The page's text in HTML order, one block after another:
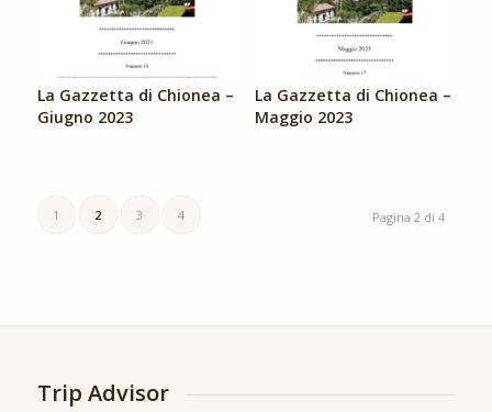
La Gazzetta di Chionea –
Giugno 2023
La Gazzetta di Chionea –
Maggio 2023
Pagina 2 di 4
1 2 3 4
Trip Advisor